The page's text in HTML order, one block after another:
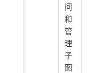
问
和
管
理
子
图